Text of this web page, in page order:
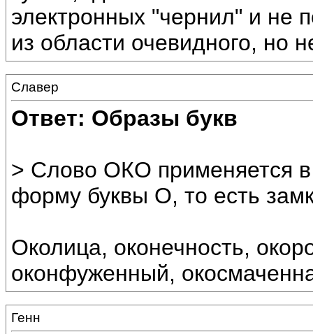
электронных "чернил" и не
из области очевидного, но
Славер
Ответ: Образы букв
> Слово ОКО применяется
форму буквы О, то есть
Околица, оконечность,
оконфуженный,
Генн